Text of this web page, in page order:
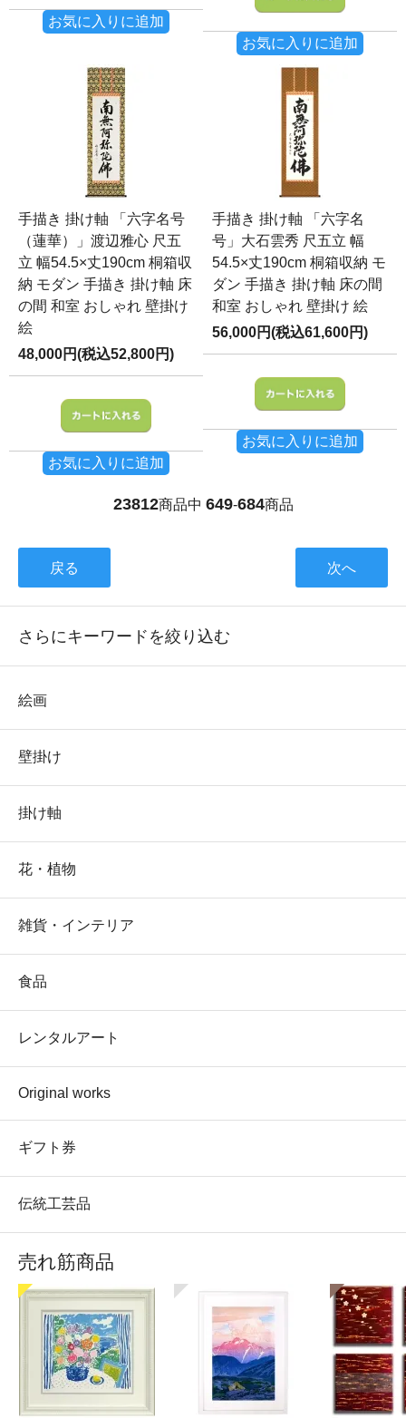
お気に入りに追加
お気に入りに追加
手描き 掛け軸 「六字名号
（蓮華）」渡辺雅心 尺五
立 幅54.5×丈190cm 桐箱収
納 モダン 手描き 掛け軸 床
の間 和室 おしゃれ 壁掛け
絵
48,000円(税込52,800円)
お気に入りに追加
手描き 掛け軸 「六字名
号」大石雲秀 尺五立 幅
54.5×丈190cm 桐箱収納 モ
ダン 手描き 掛け軸 床の間
和室 おしゃれ 壁掛け 絵
56,000円(税込61,600円)
お気に入りに追加
23812商品中 649-684商品
戻る 次へ
さらにキーワードを絞り込む
絵画
壁掛け
掛け軸
花・植物
雑貨・インテリア
食品
レンタルアート
Original works
ギフト券
伝統工芸品
売れ筋商品